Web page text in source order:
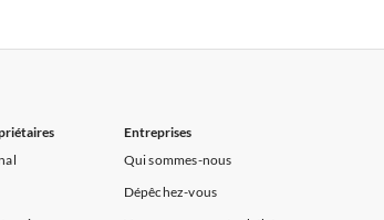
Entreprises
Qui sommes-nous
Dépêchez-vous